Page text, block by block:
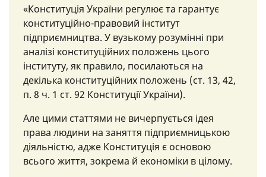
«Конституція України регулює та гарантує
конституційно-правовий інститут
підприємництва. У вузькому розумінні при
аналізі конституційних положень цього
інституту, як правило, посилаються на
декілька конституційних положень (ст. 13, 42,
п. 8 ч. 1 ст. 92 Конституції України).
Але цими статтями не вичерпується ідея
права людини на заняття підприємницькою
діяльністю, адже Конституція є основою
всього життя, зокрема й економіки в цілому.